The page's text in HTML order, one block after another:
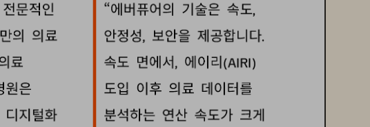
전문적인
의
의료
료
원은
디지털화
“에버퓨어의 기술은 속도,
안정성, 보안을 제공합니다.
속도 면에서, 에이리(AIRI)
도입 이후 의료 데이터를
분석하는 연산 속도가 크게